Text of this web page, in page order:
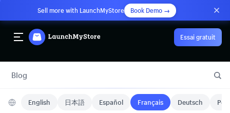
Sell more with LaunchMyStore Book Demo →
Essai gratuit
Blog
English 日本語 Español Français Deutsch